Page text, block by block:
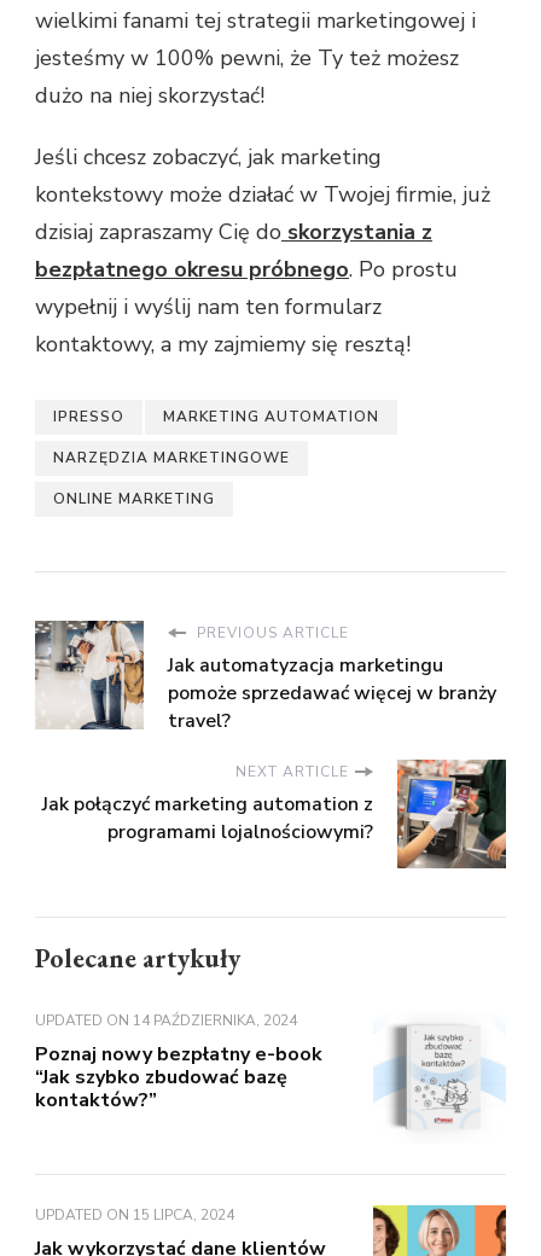
wielkimi fanami tej strategii marketingowej i
jesteśmy w 100% pewni, że Ty też możesz
dużo na niej skorzystać!
Jeśli chcesz zobaczyć, jak marketing
kontekstowy może działać w Twojej firmie, już
dzisiaj zapraszamy Cię do skorzystania z
bezpłatnego okresu próbnego. Po prostu
wypełnij i wyślij nam ten formularz
kontaktowy, a my zajmiemy się resztą!
IPRESSO MARKETING AUTOMATION
NARZĘDZIA MARKETINGOWE
ONLINE MARKETING
PREVIOUS ARTICLE
Jak automatyzacja marketingu
pomoże sprzedawać więcej w branży
travel?
NEXT ARTICLE
Jak połączyć marketing automation z
programami lojalnościowymi?
Polecane artykuły
UPDATED ON 14 PAŹDZIERNIKA, 2024
Poznaj nowy bezpłatny e-book
“Jak szybko zbudować bazę
kontaktów?”
UPDATED ON 15 LIPCA, 2024
Jak wykorzystać dane klientów